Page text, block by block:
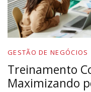
GESTÃO DE NEGÓCIOS
Treinamento
Maximizando